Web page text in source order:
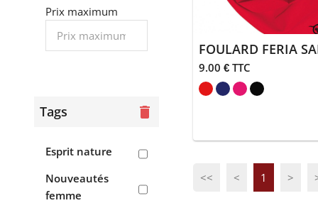
débardeurs
> Polos
polaires
doudounes
> Robes,
pantalons,
Prix maximum
Tags delete
Esprit nature
Nouveautés
femme
9.00 € TTC
<< < 1 >